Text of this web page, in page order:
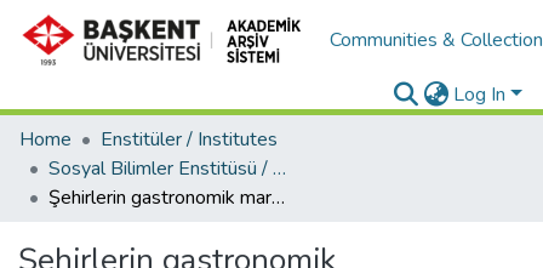
Communities &
Log In
Home
Enstitüler / Institutes
Sosyal Bilimler Enstitüsü / Social Sciences Institute
Şehirlerin gastronomik markalaşması ölçeğinin geliştirilmesi